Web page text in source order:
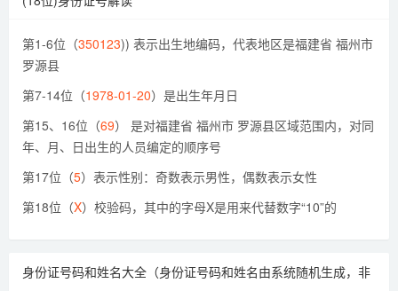
第1-6位（350123)) 表示出生地编码，代表地区是福建省 福州市
罗源县
第7-14位（1978-01-20）是出生年月日
第15、16位（69） 是对福建省 福州市 罗源县区域范围内，对同
年、月、日出生的人员编定的顺序号
第17位（5）表示性别：奇数表示男性，偶数表示女性
第18位（X）校验码，其中的字母X是用来代替数字“10”的
身份证号码和姓名大全（身份证号码和姓名由系统随机生成，非